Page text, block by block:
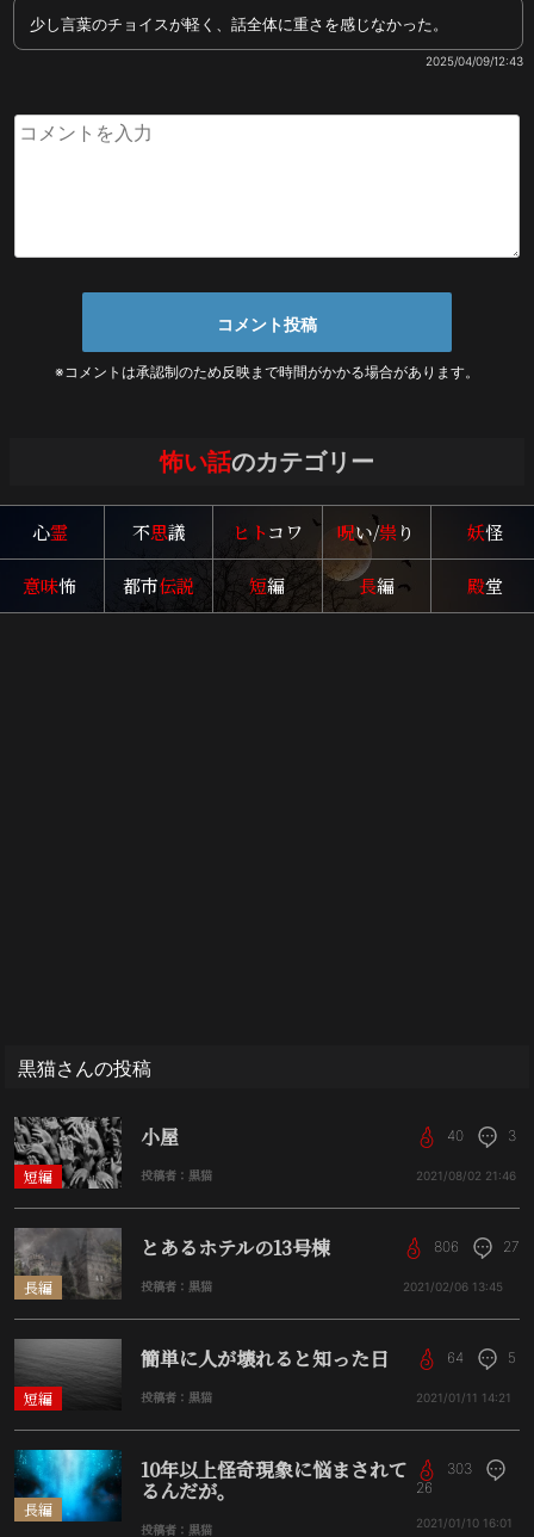
少し言葉のチョイスが軽く、話全体に重さを感じなかった。
2025/04/09/12:43
※コメントは承認制のため反映まで時間がかかる場合があります。
怖い話のカテゴリー
心霊 不思議 ヒトコワ 呪い/祟り 妖怪
意味怖 都市伝説 短編 長編 殿堂
黒猫さんの投稿
短編
小屋
投稿者：黒猫
40 3
2021/08/02 21:46
長編
とあるホテルの13号棟
投稿者：黒猫
806 27
2021/02/06 13:45
短編
簡単に人が壊れると知った日
投稿者：黒猫
64 5
2021/01/11 14:21
長編
10年以上怪奇現象に悩まされて
るんだが。
投稿者：黒猫
303
26
2021/01/10 16:01